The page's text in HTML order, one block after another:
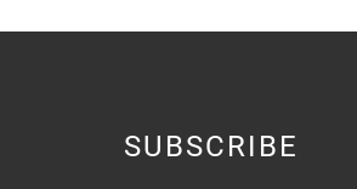
SUBSCRIBE